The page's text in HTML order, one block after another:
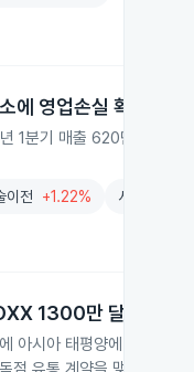
에 영업손실 확대
1분기 매출 620만 달러
이전 +1.22% 서비스
1300만 달러 공급
시아 태평양에 1,300만